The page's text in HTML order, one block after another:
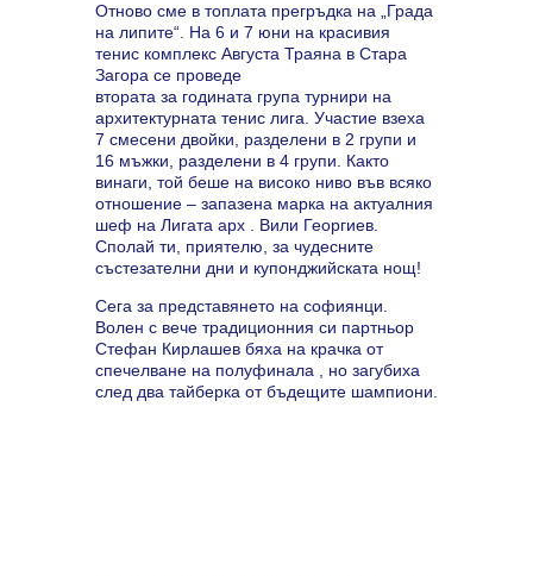
Отново сме в топлата прегръдка на „Града
на липите“. На 6 и 7 юни на красивия
тенис комплекс Августа Траяна в Стара
Загора се проведе
втората за годината група турнири на
архитектурната тенис лига. Участие взеха
7 смесени двойки, разделени в 2 групи и
16 мъжки, разделени в 4 групи. Както
винаги, той беше на високо ниво във всяко
отношение – запазена марка на актуалния
шеф на Лигата арх . Вили Георгиев.
Сполай ти, приятелю, за чудесните
състезателни дни и купонджийската нощ!
Сега за представянето на софиянци.
Волен с вече традиционния си партньор
Стефан Кирлашев бяха на крачка от
спечелване на полуфинала , но загубиха
след два тайберка от бъдещите шампиони.